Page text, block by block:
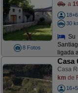
8 Fotos
a
30
Su
ligada
Casa
Casa
km de